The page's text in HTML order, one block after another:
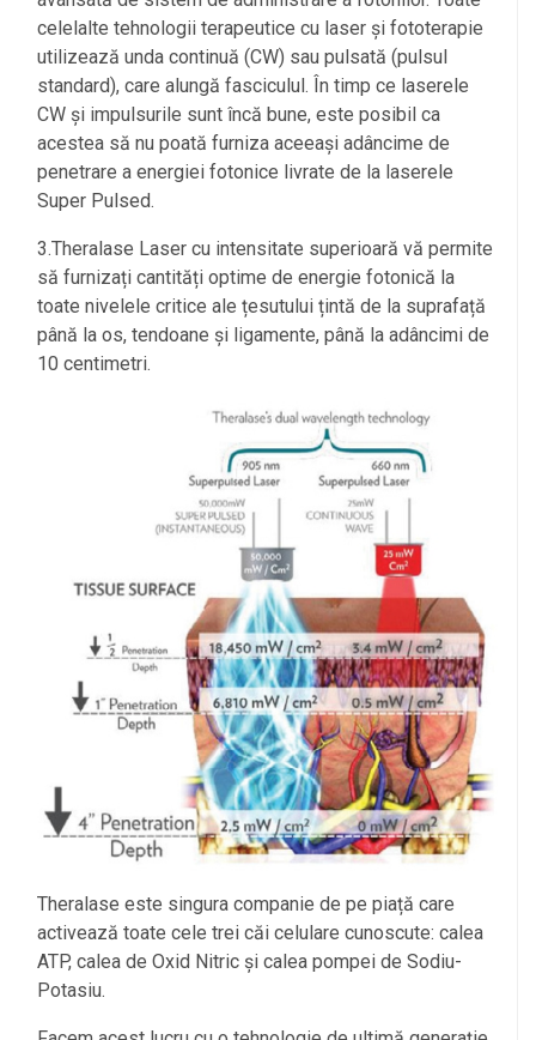
celelalte tehnologii terapeutice cu laser și fototerapie
utilizează unda continuă (CW) sau pulsată (pulsul
standard), care alungă fasciculul. În timp ce laserele
CW și impulsurile sunt încă bune, este posibil ca
acestea să nu poată furniza aceeași adâncime de
penetrare a energiei fotonice livrate de la laserele
Super Pulsed.
3.Theralase Laser cu intensitate superioară vă permite
să furnizați cantități optime de energie fotonică la
toate nivelele critice ale țesutului țintă de la suprafață
până la os, tendoane și ligamente, până la adâncimi de
10 centimetri.
Theralase este singura companie de pe piață care
activează toate cele trei căi celulare cunoscute: calea
ATP, calea de Oxid Nitric și calea pompei de Sodiu-
Potasiu.